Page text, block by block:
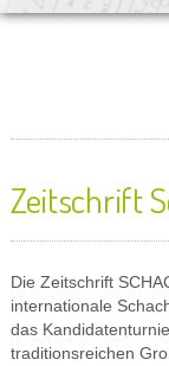
Zeitschrift
Die Zeitschrift
internationale
das
traditionsreichen